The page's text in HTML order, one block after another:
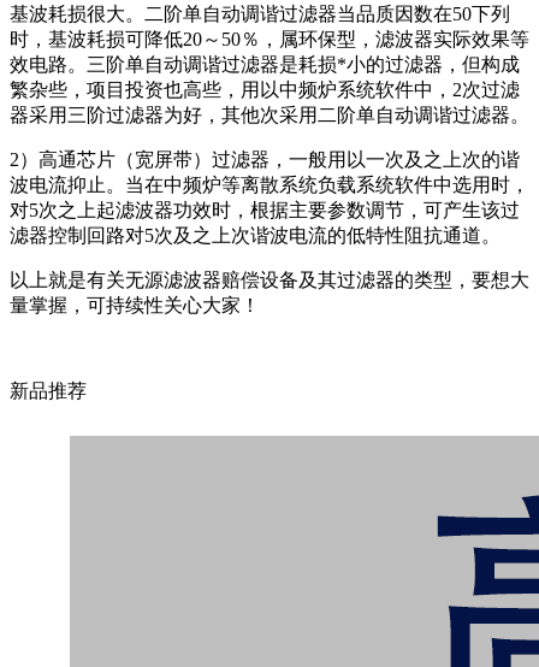
基波耗损很大。二阶单自动调谐过滤器当品质因数在50下列
时，基波耗损可降低20～50％，属环保型，滤波器实际效果等
效电路。三阶单自动调谐过滤器是耗损*小的过滤器，但构成
繁杂些，项目投资也高些，用以中频炉系统软件中，2次过滤
器采用三阶过滤器为好，其他次采用二阶单自动调谐过滤器。
2）高通芯片（宽屏带）过滤器，一般用以一次及之上次的谐
波电流抑止。当在中频炉等离散系统负载系统软件中选用时，
对5次之上起滤波器功效时，根据主要参数调节，可产生该过
滤器控制回路对5次及之上次谐波电流的低特性阻抗通道。
以上就是有关无源滤波器赔偿设备及其过滤器的类型，要想大
量掌握，可持续性关心大家！
新品推荐